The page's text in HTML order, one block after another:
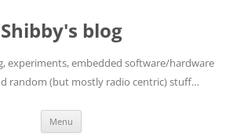
Shibby's blog
experiments, embedded software/hardware
random (but mostly radio centric) stuff…
Menu